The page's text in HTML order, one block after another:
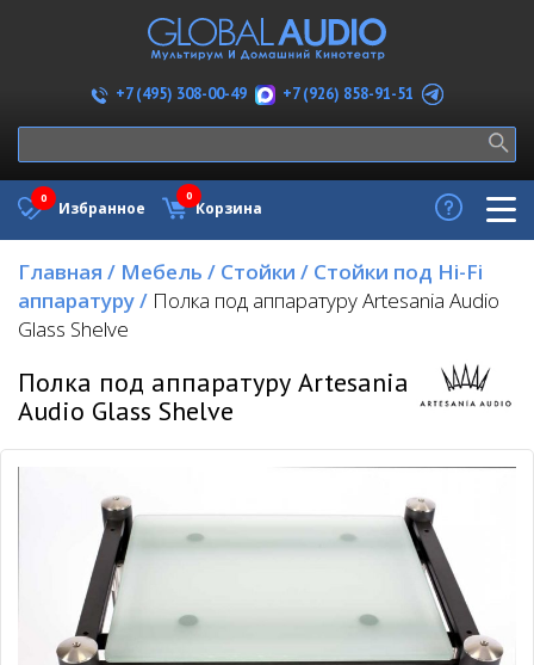
+7 (495) 308-00-49 +7 (926) 858-91-51
Избранное
0
Корзина
0
Главная / Мебель / Стойки / Стойки под Hi-Fi
аппаратуру/ Полка под аппаратуру Artesania Audio
Glass Shelve
Полка под аппаратуру Artesania
Audio Glass Shelve